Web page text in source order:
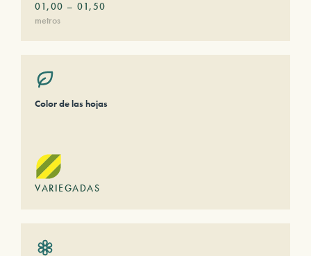
01,00 – 01,50
metros
Color de las hojas
VARIEGADAS